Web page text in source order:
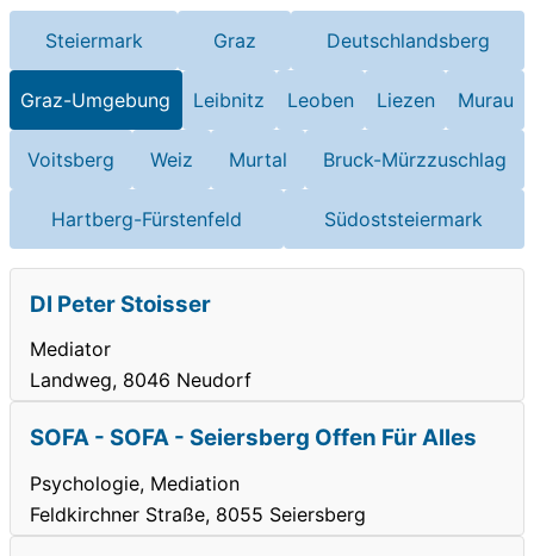
Steiermark Graz Deutschlandsberg
Graz-Umgebung Leibnitz Leoben Liezen Murau
Voitsberg Weiz Murtal Bruck-Mürzzuschlag
Hartberg-Fürstenfeld Südoststeiermark
DI Peter Stoisser
Mediator
Landweg, 8046 Neudorf
SOFA - SOFA - Seiersberg Offen Für Alles
Psychologie, Mediation
Feldkirchner Straße, 8055 Seiersberg